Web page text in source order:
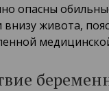
опасны
внизу живота,